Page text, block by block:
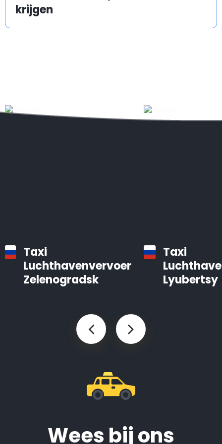
krijgen
Taxi
Luchthavenvervoer
Zelenogradsk
Taxi
Lyubertsy
Wees bij ons